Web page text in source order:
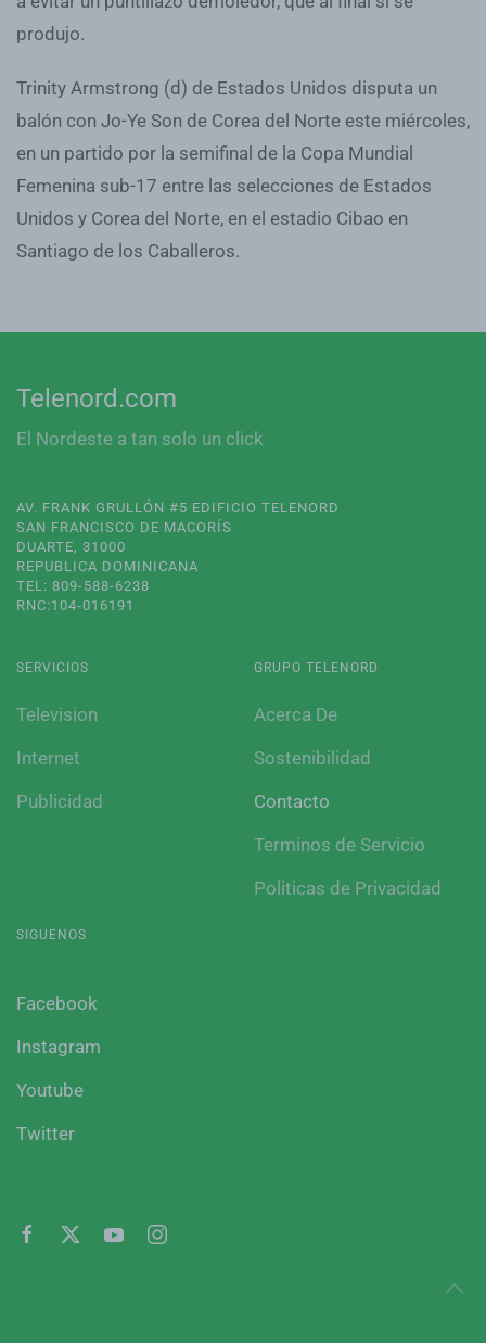
produjo.
Trinity Armstrong (d) de Estados Unidos disputa un
balón con Jo-Ye Son de Corea del Norte este miércoles,
en un partido por la semifinal de la Copa Mundial
Femenina sub-17 entre las selecciones de Estados
Unidos y Corea del Norte, en el estadio Cibao en
Santiago de los Caballeros.
Telenord.com
El Nordeste a tan solo un click
AV. FRANK GRULLÓN #5 EDIFICIO TELENORD
SAN FRANCISCO DE MACORÍS
DUARTE, 31000
REPUBLICA DOMINICANA
TEL: 809-588-6238
RNC:104-016191
SERVICIOS
Television
Internet
Publicidad
GRUPO TELENORD
Acerca De
Sostenibilidad
Contacto
Terminos de Servicio
Politicas de Privacidad
SIGUENOS
Facebook
Instagram
Youtube
Twitter